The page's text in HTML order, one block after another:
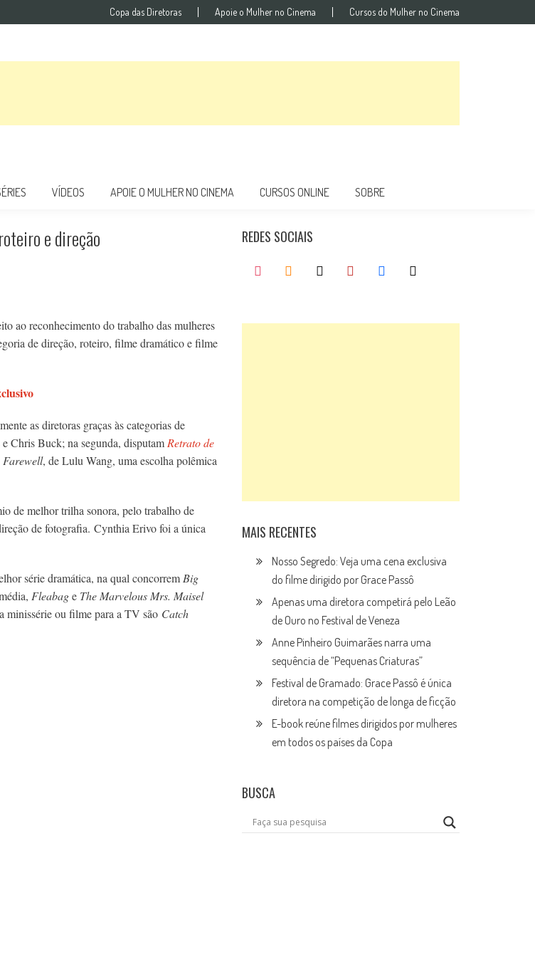
Copa das Diretoras Apoie o Mulher no Cinema Cursos do Mulher no Cinema
VÍDEOS APOIE O MULHER NO CINEMA CURSOS ONLINE SOBRE
e direção
ao reconhecimento do trabalho das mulheres
de direção, roteiro, filme dramático e filme
as diretoras graças às categorias de
Chris Buck; na segunda, disputam Retrato de
Farewell, de Lulu Wang, uma escolha polêmica
de melhor trilha sonora, pelo trabalho de
de fotografia. Cynthia Erivo foi a única
série dramática, na qual concorrem Big
Fleabage The Marvelous Mrs. Maisel
minissérie ou filme para a TV são Catch
REDES SOCIAIS
MAIS RECENTES
Nosso Segredo: Veja uma cena exclusiva
do filme dirigido por Grace Passô
Apenas uma diretora competirá pelo Leão
de Ouro no Festival de Veneza
Anne Pinheiro Guimarães narra uma
sequência de “Pequenas Criaturas”
Festival de Gramado: Grace Passô é única
diretora na competição de longa de ficção
E-book reúne filmes dirigidos por mulheres
em todos os países da Copa
BUSCA